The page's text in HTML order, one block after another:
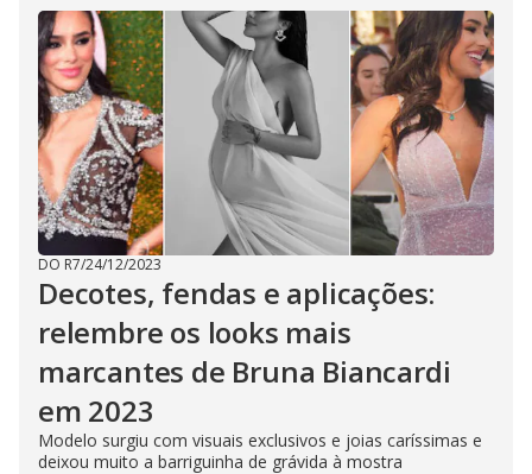
DO R7/24/12/2023
Decotes, fendas e aplicações:
relembre os looks mais
marcantes de Bruna Biancardi
em 2023
Modelo surgiu com visuais exclusivos e joias caríssimas e
deixou muito a barriguinha de grávida à mostra